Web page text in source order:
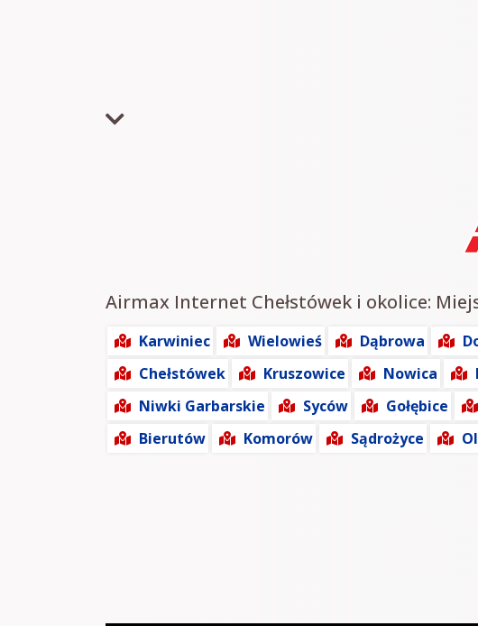
Airmax Internet Chełstówek i okolice:
Karwiniec Wielowieś Dąbrowa
Chełstówek
Kruszowice Nowica
Niwki Garbarskie
Syców Gołębice
Bierutów
Komorów Sądrożyce